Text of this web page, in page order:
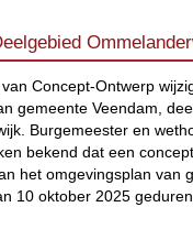
Concept-Ontwerp
gemeente Veendam,
Burgemeester en
bekend dat een
het omgevingsplan van
10 oktober 2025